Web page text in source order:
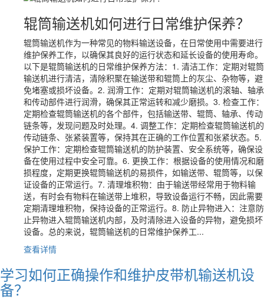
辊筒输送机如何进行日常维护保养？
辊筒输送机作为一种常见的物料输送设备，在日常使用中需要进行
维护保养工作，以确保其良好的运行状态和延长设备的使用寿命。
以下是辊筒输送机的日常维护保养方法：1. 清洁工作：定期对辊筒
输送机进行清洁，清除积聚在输送带和辊筒上的灰尘、杂物等，避
免堵塞或损坏设备。2. 润滑工作：定期对辊筒输送机的滚轴、轴承
和传动部件进行润滑，确保其正常运转和减少磨损。3. 检查工作：
定期检查辊筒输送机的各个部件，包括输送带、辊筒、轴承、传动
链条等，发现问题及时处理。4. 调整工作：定期检查辊筒输送机的
传动链条、张紧装置等，保持其在正确的工作位置和张紧状态。5.
保护工作：定期检查辊筒输送机的防护装置、安全系统等，确保设
备在使用过程中安全可靠。6. 更换工作：根据设备的使用情况和磨
损程度，定期更换辊筒输送机的易损件，如输送带、辊筒等，以保
证设备的正常运行。7. 清理堆积物：由于输送带经常用于物料输
送，有时会有物料在输送带上堆积，导致设备运行不畅，因此需要
定期清理堆积物，保持设备的正常运行。8. 防止异物进入：注意防
止异物进入辊筒输送机内部，及时清除进入设备的异物，避免损坏
设备。总的来说，辊筒输送机的日常维护保养工...
查看详情
学习如何正确操作和维护皮带机输送机设
备？